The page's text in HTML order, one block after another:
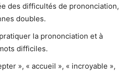
des difficultés de prononciation,
doubles.
la prononciation et à
difficiles.
», « accueil », « incroyable »,